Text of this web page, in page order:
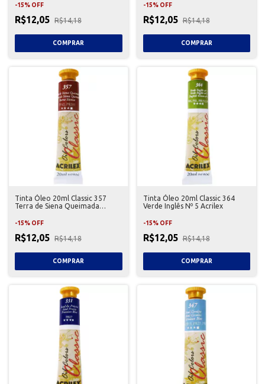
-15% OFF
R$12,05 R$14,18
-15% OFF
R$12,05 R$14,18
Tinta Óleo 20ml Classic 357
Terra de Siena Queimada
-15% OFF
R$12,05 R$14,18
Tinta Óleo 20ml Classic 364
Verde Inglês Nº 5 Acrilex
-15% OFF
R$12,05 R$14,18